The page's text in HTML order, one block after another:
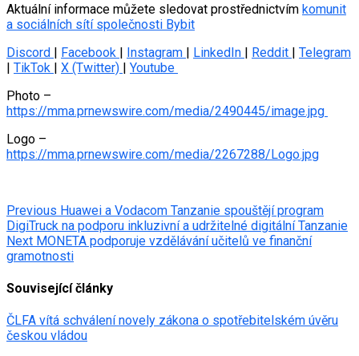
Aktuální informace můžete sledovat prostřednictvím komunit
a sociálních sítí společnosti Bybit
Discord | Facebook | Instagram | LinkedIn | Reddit | Telegram
| TikTok | X (Twitter) | Youtube
Photo –
https://mma.prnewswire.com/media/2490445/image.jpg
Logo –
https://mma.prnewswire.com/media/2267288/Logo.jpg
Post
navigation
Previous Huawei a Vodacom Tanzanie spouštějí program
DigiTruck na podporu inkluzivní a udržitelné digitální Tanzanie
Next MONETA podporuje vzdělávání učitelů ve finanční
gramotnosti
Související články
ČLFA vítá schválení novely zákona o spotřebitelském úvěru
českou vládou